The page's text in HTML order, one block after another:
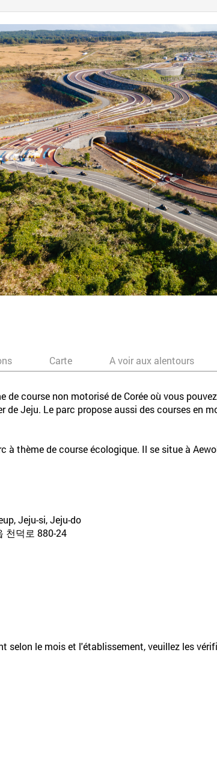
Carte A voir aux alentours
de course non motorisé de Corée où vous
de Jeju. Le parc propose aussi des courses en
à thème de course écologique. Il se situe à
Jeju-si, Jeju-do
천덕로 880-24
selon le mois et l'établissement, veuillez les